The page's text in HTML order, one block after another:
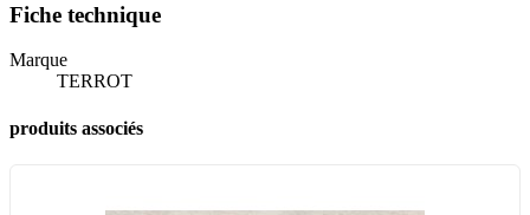
Fiche technique
Marque
TERROT
produits associés